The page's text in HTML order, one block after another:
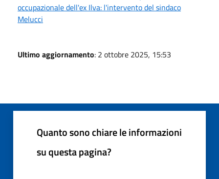
occupazionale dell'ex Ilva: l'intervento del sindaco
Melucci
Ultimo aggiornamento: 2 ottobre 2025, 15:53
Quanto sono chiare le informazioni
su questa pagina?